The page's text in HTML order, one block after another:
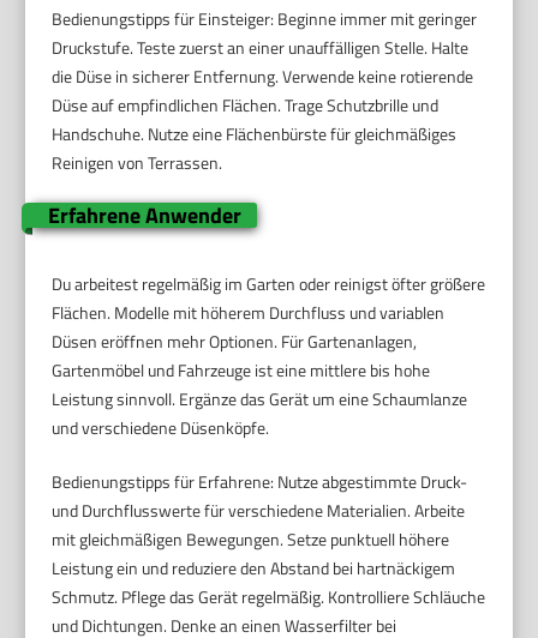
Bedienungstipps für Einsteiger: Beginne immer mit geringer
Druckstufe. Teste zuerst an einer unauffälligen Stelle. Halte
die Düse in sicherer Entfernung. Verwende keine rotierende
Düse auf empfindlichen Flächen. Trage Schutzbrille und
Handschuhe. Nutze eine Flächenbürste für gleichmäßiges
Reinigen von Terrassen.
Erfahrene Anwender
Du arbeitest regelmäßig im Garten oder reinigst öfter größere
Flächen. Modelle mit höherem Durchfluss und variablen
Düsen eröffnen mehr Optionen. Für Gartenanlagen,
Gartenmöbel und Fahrzeuge ist eine mittlere bis hohe
Leistung sinnvoll. Ergänze das Gerät um eine Schaumlanze
und verschiedene Düsenköpfe.
Bedienungstipps für Erfahrene: Nutze abgestimmte Druck-
und Durchflusswerte für verschiedene Materialien. Arbeite
mit gleichmäßigen Bewegungen. Setze punktuell höhere
Leistung ein und reduziere den Abstand bei hartnäckigem
Schmutz. Pflege das Gerät regelmäßig. Kontrolliere Schläuche
und Dichtungen. Denke an einen Wasserfilter bei